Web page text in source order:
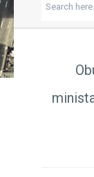
dobila nagradu za
knjiga, nagrada,
književnik Ivo Brešan